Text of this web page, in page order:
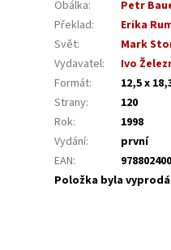
Obálka:
Petr
Překlad:
Erika
Svět:
Mark
Vydavatel:
Ivo
Formát:
12,5 x
Strany:
120
Rok:
1998
Vydání:
první
EAN:
Položka byla